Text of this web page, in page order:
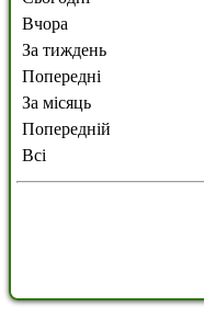
Вчора
За тиждень
Попередні
За місяць
Попередній
Всі